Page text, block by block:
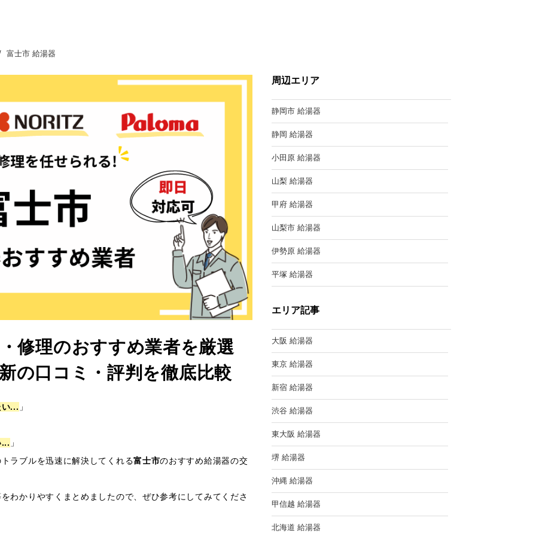
富士市 給湯器
修理のおすすめ業者を厳選
の口コミ・評判を徹底比較
い... 」
... 」
ラブルを迅速に解決してくれる富士市のおすすめ給湯器の交
わかりやすくまとめましたので、ぜひ参考にしてみてくださ
周辺エリア
静岡市 給湯器
静岡 給湯器
小田原 給湯器
山梨 給湯器
甲府 給湯器
山梨市 給湯器
伊勢原 給湯器
平塚 給湯器
エリア記事
大阪 給湯器
東京 給湯器
新宿 給湯器
渋谷 給湯器
東大阪 給湯器
堺 給湯器
沖縄 給湯器
甲信越 給湯器
北海道 給湯器